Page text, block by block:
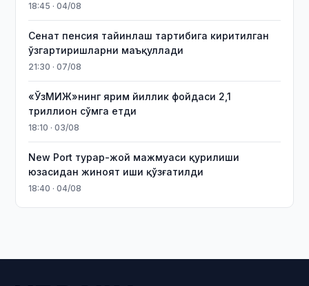
18:45 · 04/08
Сенат пенсия тайинлаш тартибига киритилган
ўзгартиришларни маъқуллади
21:30 · 07/08
«ЎзМИЖ»нинг ярим йиллик фойдаси 2,1
триллион сўмга етди
18:10 · 03/08
New Port турар-жой мажмуаси қурилиши
юзасидан жиноят иши қўзғатилди
18:40 · 04/08